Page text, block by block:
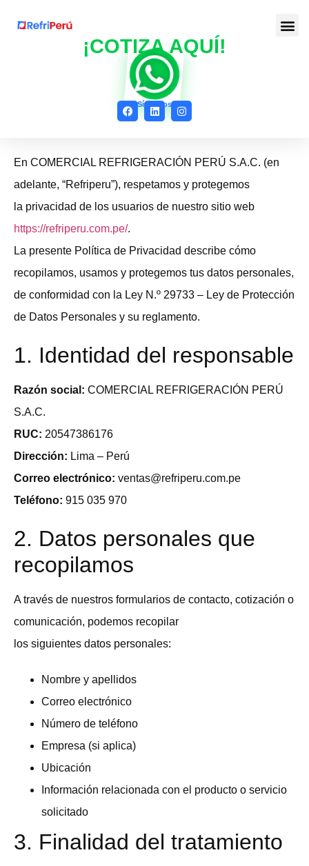
¡COTIZA AQUÍ!
Síguenos
En COMERCIAL REFRIGERACIÓN PERÚ S.A.C. (en
adelante, “Refriperu”), respetamos y protegemos
la privacidad de los usuarios de nuestro sitio web
https://refriperu.com.pe/.
La presente Política de Privacidad describe cómo
recopilamos, usamos y protegemos tus datos personales,
de conformidad con la Ley N.º 29733 – Ley de Protección
de Datos Personales y su reglamento.
1. Identidad del responsable
Razón social: COMERCIAL REFRIGERACIÓN PERÚ
S.A.C.
RUC: 20547386176
Dirección: Lima – Perú
Correo electrónico: ventas@refriperu.com.pe
Teléfono: 915 035 970
2. Datos personales que
recopilamos
A través de nuestros formularios de contacto, cotización o
comunicación, podemos recopilar
los siguientes datos personales:
Nombre y apellidos
Correo electrónico
Número de teléfono
Empresa (si aplica)
Ubicación
Información relacionada con el producto o servicio
solicitado
3. Finalidad del tratamiento